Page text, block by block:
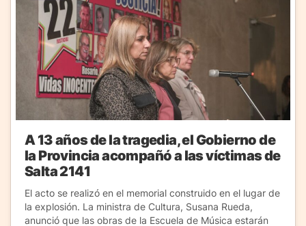
A 13 años de la tragedia, el Gobierno de
la Provincia acompañó a las víctimas de
Salta 2141
El acto se realizó en el memorial construido en el lugar de
la explosión. La ministra de Cultura, Susana Rueda,
anunció que las obras de la Escuela de Música estarán